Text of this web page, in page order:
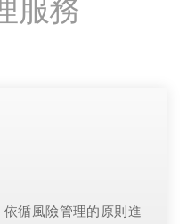
服務
循風險管理的原則進